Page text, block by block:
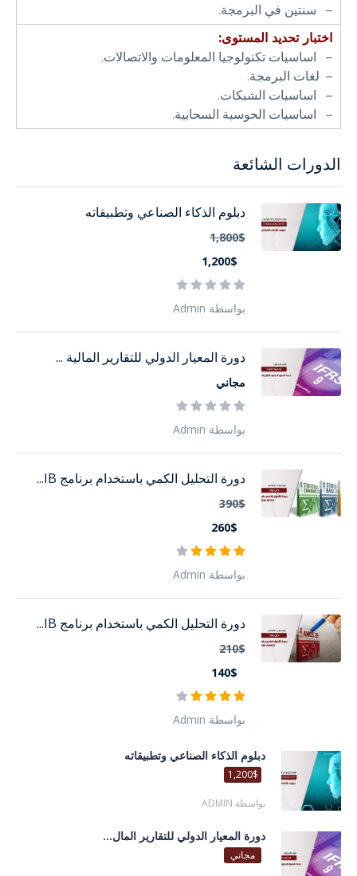
– سنتين في البرمجة.
اختبار تحديد المستوى:
– اساسيات تكنولوجيا المعلومات والاتصالات.
– لغات البرمجة.
– اساسيات الشبكات.
– اساسيات الحوسبة السحابية.
الدورات الشائعة
دبلوم الذكاء الصناعي وتطبيقاته
1,800$
1,200$
بواسطة Admin
دورة المعيار الدولي للتقارير المالية ...
مجاني
بواسطة Admin
دورة التحليل الكمي باستخدام برنامج IB...
390$
260$
بواسطة Admin
دورة التحليل الكمي باستخدام برنامج IB...
210$
140$
بواسطة Admin
دبلوم الذكاء الصناعي وتطبيقاته
1,200$
بواسطة ADMIN
دورة المعيار الدولي للتقارير المال...
مجاني